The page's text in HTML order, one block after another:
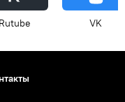
Rutube VK